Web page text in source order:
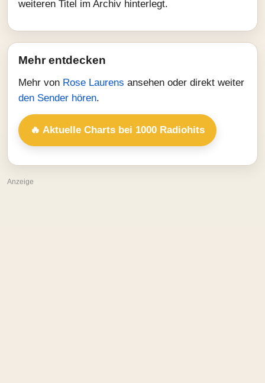
weiteren Titel im Archiv hinterlegt.
Mehr entdecken
Mehr von Rose Laurens ansehen oder direkt weiter
den Sender hören.
🔥 Aktuelle Charts bei 1000 Radiohits
Anzeige